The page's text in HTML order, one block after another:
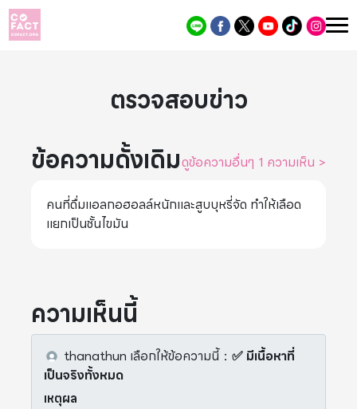
ตรวจสอบข่าว
ข้อความดั้งเดิมดูข้อความอื่นๆ 1 ความเห็น >
คนที่ดื่มแอลกอฮอลล์หนักและสูบบุหรี่จัด ทำให้เลือด
เเยกเป็นชั้นไขมัน
ความเห็นนี้
thanathun เลือกให้ข้อความนี้： ✅ มีเนื้อหาที่
เป็นจริงทั้งหมด
เหตุผล